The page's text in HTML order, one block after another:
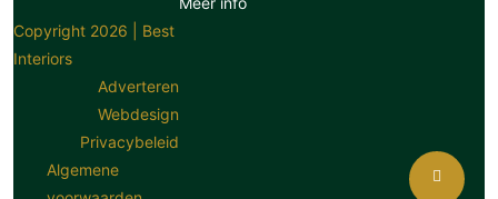
Copyright 2026 | Best
Interiors
Adverteren
Webdesign
Privacybeleid
Algemene